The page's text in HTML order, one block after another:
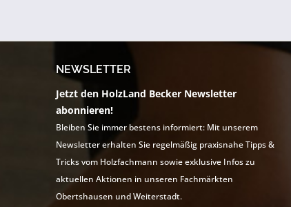
NEWSLETTER
Jetzt den HolzLand Becker Newsletter
abonnieren!
Bleiben Sie immer bestens informiert: Mit unserem
Newsletter erhalten Sie regelmäßig praxisnahe Tipps &
Tricks vom Holzfachmann sowie exklusive Infos zu
aktuellen Aktionen in unseren Fachmärkten
Obertshausen und Weiterstadt.